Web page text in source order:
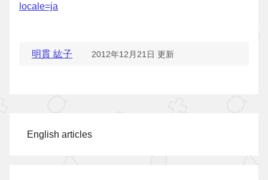
locale=ja
明貫 紘子 2012年12月21日 更新
English articles